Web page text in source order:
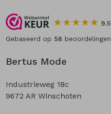
Bertus Mode
Industrieweg 18c
9672 AR Winschoten
9.5
Gebaseerd op 58 beoordelingen